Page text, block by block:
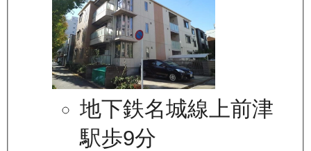
地下鉄名城線上前津
駅歩9分